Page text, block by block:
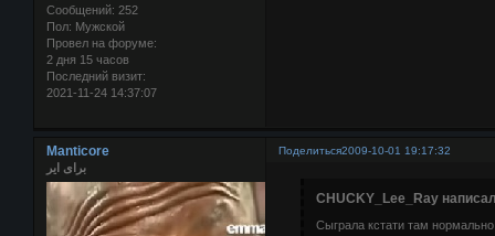
Сообщений: 252
Пол: Мужской
Провел на форуме:
2 дня 15 часов
Последний визит:
2021-11-24 14:37:07
Поделиться2009-10-01 19:17:32
Manticore
برای ایر
CHUCKY_Lee_Ray
Сыграла кстати там